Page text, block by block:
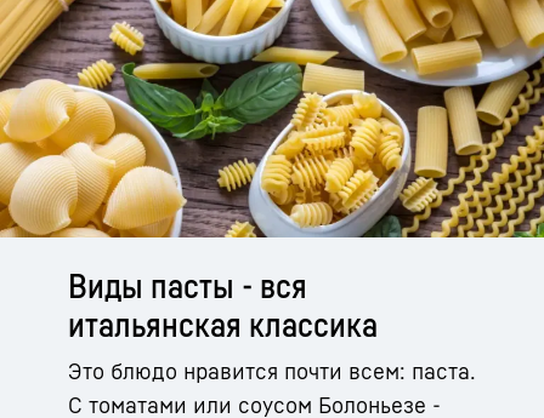
Виды пасты - вся
итальянская классика
Это блюдо нравится почти всем: паста.
С томатами или соусом Болоньезе -